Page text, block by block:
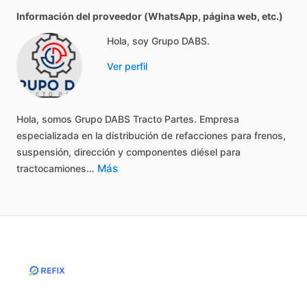
Información del proveedor (WhatsApp, página web, etc.)
Hola, soy Grupo DABS.
Ver perfil
Hola, somos Grupo DABS Tracto Partes. Empresa
especializada en la distribución de refacciones para frenos,
suspensión, dirección y componentes diésel para
tractocamiones… Más